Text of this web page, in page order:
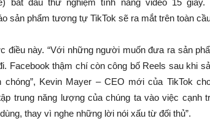
bắt đầu thử nghiệm tính năng video 15
sản phẩm tương tự TikTok sẽ ra mắt trên toàn
điều này. “Với những người muốn đưa ra sản
Facebook thậm chí còn công bố Reels sau khi
chóng”, Kevin Mayer – CEO mới của TikTok
trung năng lượng của chúng ta vào việc cạnh
thay vì nghe những lời nói xấu từ đối thủ”.